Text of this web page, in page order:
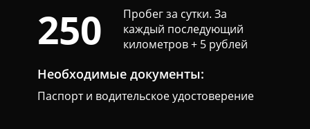
250
Пробег за сутки. За
каждый последующий
километров + 5 рублей
Необходимые документы:
Паспорт и водительское удостоверение